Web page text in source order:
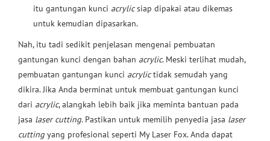
itu gantungan kunci acrylicsiap dipakai atau dikemas
untuk kemudian dipasarkan.
Nah, itu tadi sedikit penjelasan mengenai pembuatan
gantungan kunci dengan bahan acrylic. Meski terlihat mudah,
pembuatan gantungan kunci acrylictidak semudah yang
dikira. Jika Anda berminat untuk membuat gantungan kunci
dari acrylic, alangkah lebih baik jika meminta bantuan pada
jasa laser cutting. Pastikan untuk memilih penyedia jasa laser
cutting yang profesional seperti My Laser Fox. Anda dapat